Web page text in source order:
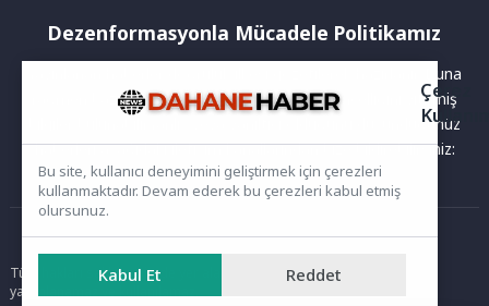
Dezenformasyonla Mücadele Politikamız
Yayınlanan haberler doğruluk ilkesi gözetilerek hazırlanır. Buna
rağmen bazı içeriklerde eksik, hatalı veya güncelliğini yitirmiş
bilgiler bulunabilir.Yanlış veya yanıltıcı olduğunu düşündüğünüz
haberleri aşağıdaki iletişim kanallarından bize bildirebilirsiniz:
Ana Sayfa
Tüm hakları saklıdır. Sitede yer alan içerikler izinsiz kopyalanamaz,
yayımlanamaz ve kullanılamaz.
Çerez
Bu site, kullanıcı deneyimini geliştirmek için çerezleri
kullanmaktadır. Devam ederek bu çerezleri kabul etmiş
olursunuz.
Kabul Et Reddet